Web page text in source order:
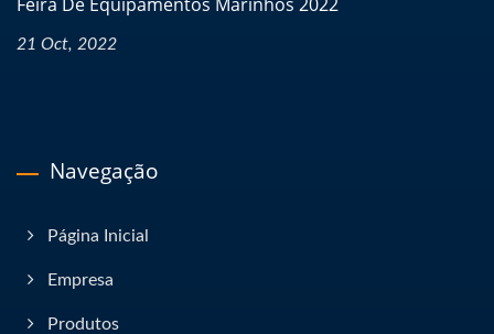
21 Oct, 2022
Navegação
Página Inicial
Empresa
Produtos